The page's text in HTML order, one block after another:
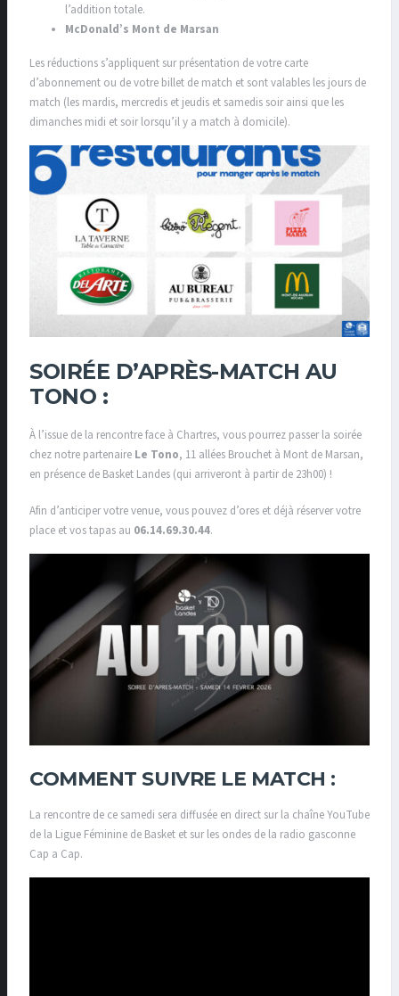
l’addition totale.
McDonald’s Mont de Marsan
Les réductions s’appliquent sur présentation de votre carte
d’abonnement ou de votre billet de match et sont valables les jours de
match (les mardis, mercredis et jeudis et samedis soir ainsi que les
dimanches midi et soir lorsqu’il y a match à domicile).
SOIRÉE D’APRÈS-MATCH AU
TONO :
À l’issue de la rencontre face à Chartres, vous pourrez passer la soirée
chez notre partenaire Le Tono, 11 allées Brouchet à Mont de Marsan,
en présence de Basket Landes (qui arriveront à partir de 23h00) !
Afin d’anticiper votre venue, vous pouvez d’ores et déjà réserver votre
place et vos tapas au 06.14.69.30.44.
COMMENT SUIVRE LE MATCH :
La rencontre de ce samedi sera diffusée en direct sur la chaîne YouTube
de la Ligue Féminine de Basket et sur les ondes de la radio gasconne
Cap a Cap.